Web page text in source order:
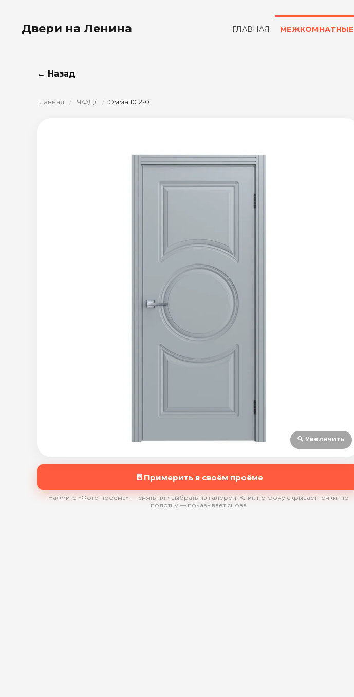
Двери на Ленина ГЛАВНАЯ МЕЖКОМНАТНЫЕ
← Назад
Главная / ЧФД+ / Эмма 1012-0
🔍 Увеличить
🚪 Примерить в своём проёме
Нажмите «Фото проёма» — снять или выбрать из галереи. Клик по фону скрывает точки, по
полотну — показывает снова